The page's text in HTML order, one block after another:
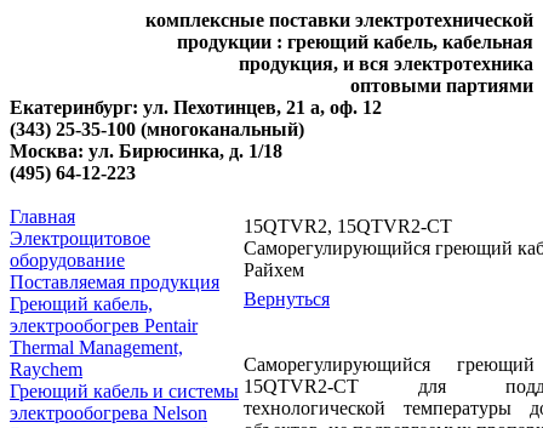
комплексные поставки электротехнической
продукции : греющий кабель, кабельная
продукция, и вся электротехника
оптовыми партиями
Екатеринбург: ул. Пехотинцев, 21 а, оф. 12
(343) 25-35-100 (многоканальный)
Москва: ул. Бирюсинка, д. 1/18
(495) 64-12-223
Главная
Электрощитовое
оборудование
Поставляемая продукция
Греющий кабель,
электрообогрев Pentair
Thermal Management,
Raychem
Греющий кабель и системы
электрообогрева Nelson
15QTVR2, 15QTVR2-CT
Саморегулирующийся греющий
Райхем
Вернуться
Саморегулирующийся
15QTVR2-CT для
технологической температуры